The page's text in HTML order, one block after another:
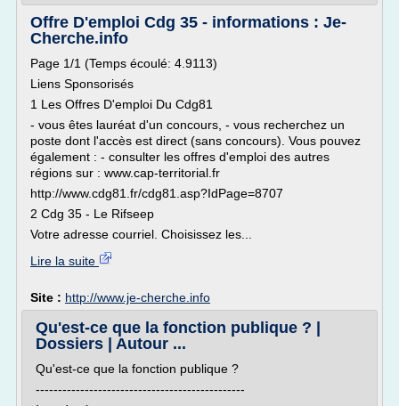
Offre D'emploi Cdg 35 - informations : Je-
Cherche.info
Page 1/1 (Temps écoulé: 4.9113)
Liens Sponsorisés
1 Les Offres D'emploi Du Cdg81
- vous êtes lauréat d'un concours, - vous recherchez un
poste dont l'accès est direct (sans concours). Vous pouvez
également : - consulter les offres d'emploi des autres
régions sur : www.cap-territorial.fr
http://www.cdg81.fr/cdg81.asp?IdPage=8707
2 Cdg 35 - Le Rifseep
Votre adresse courriel. Choisissez les...
Lire la suite
Site : http://www.je-cherche.info
Qu'est-ce que la fonction publique ? |
Dossiers | Autour ...
Qu'est-ce que la fonction publique ?
-----------------------------------------------